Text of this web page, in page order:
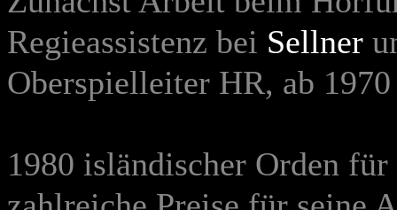
Regieassistenz bei Sellner
Oberspielleiter HR, ab
1980 isländischer Orden